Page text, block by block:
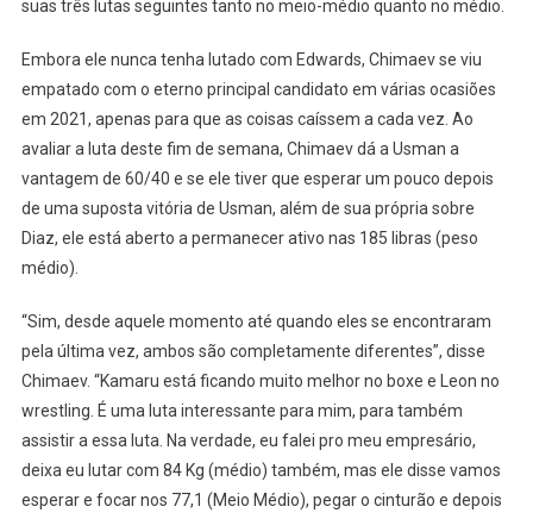
suas três lutas seguintes tanto no meio-médio quanto no médio.
Embora ele nunca tenha lutado com Edwards, Chimaev se viu
empatado com o eterno principal candidato em várias ocasiões
em 2021, apenas para que as coisas caíssem a cada vez. Ao
avaliar a luta deste fim de semana, Chimaev dá a Usman a
vantagem de 60/40 e se ele tiver que esperar um pouco depois
de uma suposta vitória de Usman, além de sua própria sobre
Diaz, ele está aberto a permanecer ativo nas 185 libras (peso
médio).
“Sim, desde aquele momento até quando eles se encontraram
pela última vez, ambos são completamente diferentes”, disse
Chimaev. “Kamaru está ficando muito melhor no boxe e Leon no
wrestling. É uma luta interessante para mim, para também
assistir a essa luta. Na verdade, eu falei pro meu empresário,
deixa eu lutar com 84 Kg (médio) também, mas ele disse vamos
esperar e focar nos 77,1 (Meio Médio), pegar o cinturão e depois